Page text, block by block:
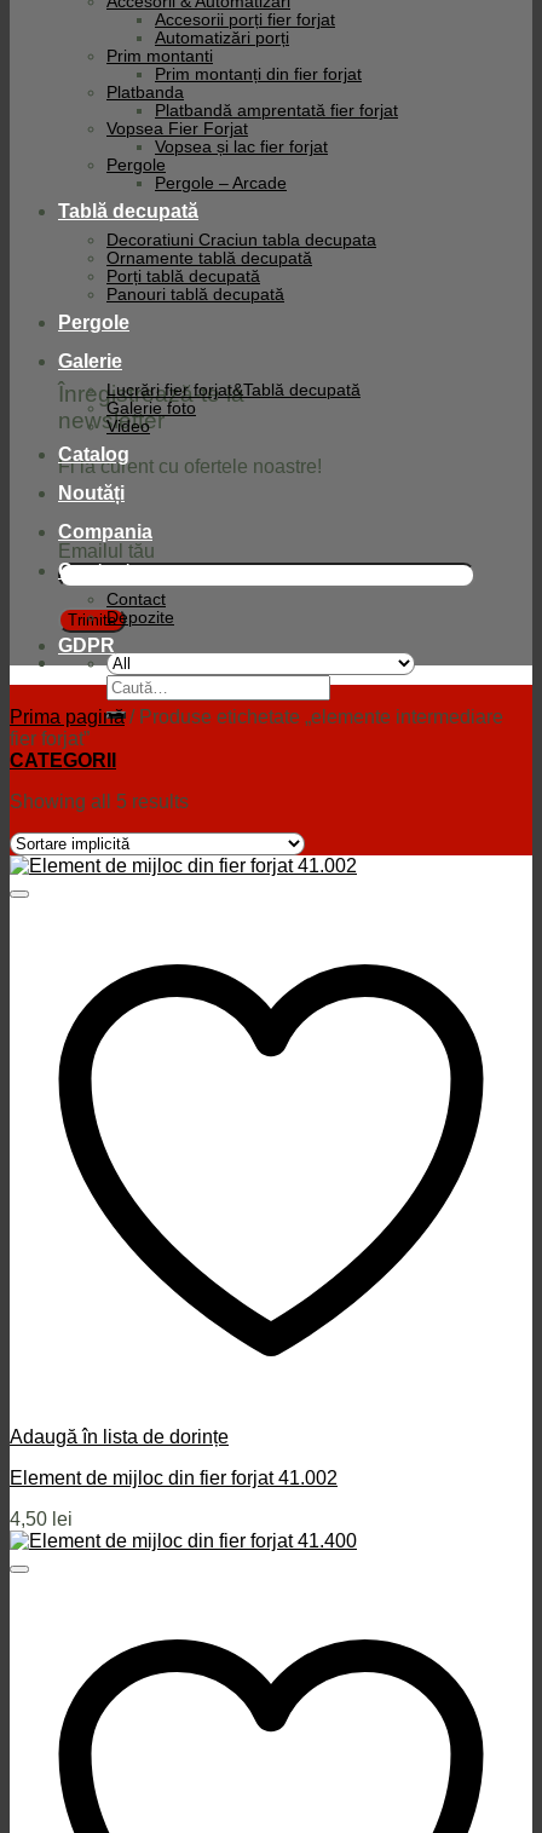
Înregistrează-te la
newsletter
Fi la curent cu ofertele noastre!
Emailul tău
Caută
după:
Accesorii porți fier forjat
Automatizări porți
Prim montanti
Prim montanți din fier forjat
Platbanda
Platbandă amprentată fier forjat
Vopsea Fier Forjat
Vopsea și lac fier forjat
Pergole
Pergole – Arcade
Tablă decupată
Decoratiuni Craciun tabla decupata
Ornamente tablă decupată
Porți tablă decupată
Panouri tablă decupată
Pergole
Galerie
Lucrări fier forjat&Tablă decupată
Galerie foto
Video
Catalog
Noutăți
Compania
Contact
Contact
Depozite
GDPR
Prima pagină /Produse etichetate „elemente intermediare
fier forjat”
CATEGORII
Showing all 5 results
Adaugă în lista de dorințe
Element de mijloc din fier forjat 41.002
4,50 lei